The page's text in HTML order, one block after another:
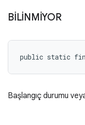
BİLİNMİYOR
public static
Başlangıç durumu